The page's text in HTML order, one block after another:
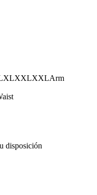
disposición